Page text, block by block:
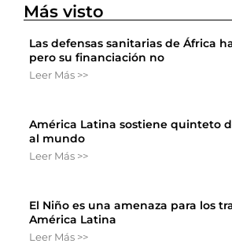
Más visto
Las defensas sanitarias de África
pero su financiación no
Leer Más >>
América Latina sostiene quinteto
al mundo
Leer Más >>
El Niño es una amenaza para los
América Latina
Leer Más >>